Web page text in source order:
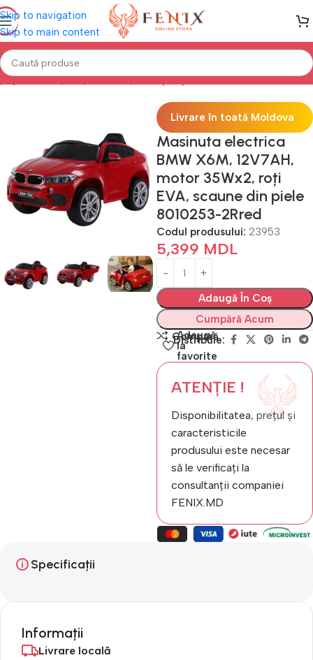
Skip to navigation
Skip to main content
Transport pentru copii Mașinuțe/ Mototciclete electrice
Livrare în toată Moldova
Masinuta electrica
BMW X6M, 12V7AH,
motor 35Wx2, roți
EVA, scaune din piele
8010253-2Rred
Codul produsului: 23953
5,399 MDL
Adaugă În Coș
Cumpără Acum
Compară
Adaugă
la
favorite
Distribuie:
ATENȚIE !
Disponibilitatea, prețul și
caracteristicile
produsului este necesar
să le verificați la
consultanții companiei
FENIX.MD
Specificații
Informații
Livrare locală